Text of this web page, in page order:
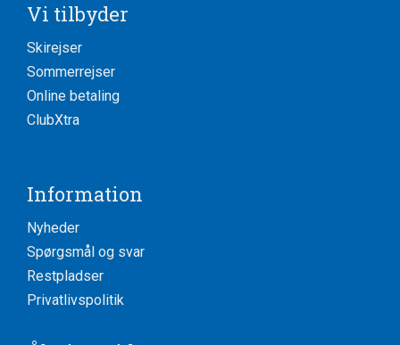
Vi tilbyder
Skirejser
Sommerrejser
Online betaling
ClubXtra
Information
Nyheder
Spørgsmål og svar
Restpladser
Privatlivspolitik